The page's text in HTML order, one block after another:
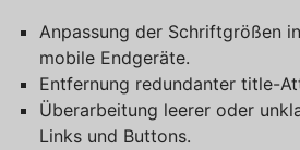
Anpassung der Schriftgrößen
mobile Endgeräte.
Entfernung redundanter title-
Überarbeitung leerer oder
Links und Buttons.